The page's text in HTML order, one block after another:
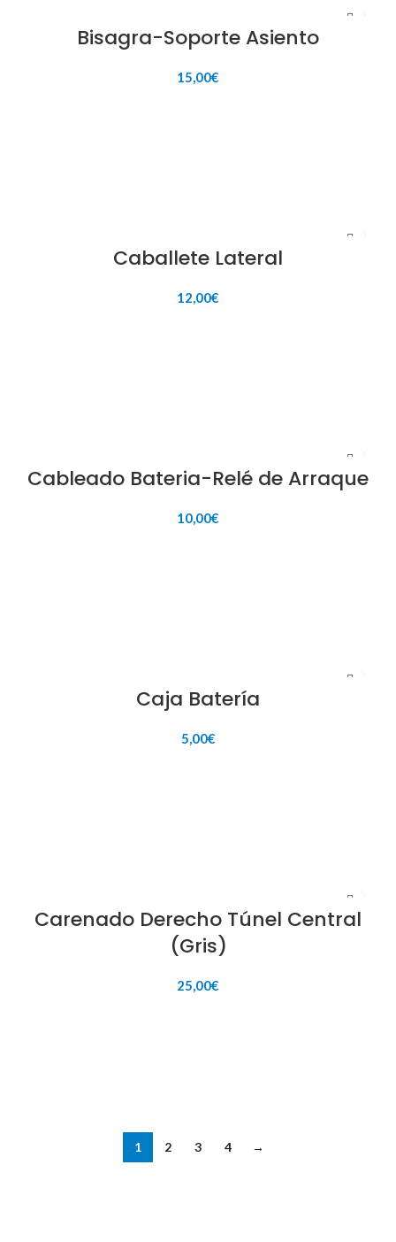
Bisagra-Soporte Asiento
15,00€
Caballete Lateral
12,00€
Cableado Bateria-Relé de Arraque
10,00€
Caja Batería
5,00€
Carenado Derecho Túnel Central
(Gris)
25,00€
1 2 3 4 →